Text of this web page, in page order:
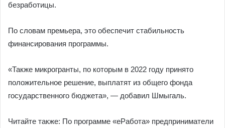
безработицы.
По словам премьера, это обеспечит стабильность
финансирования программы.
«Также микрогранты, по которым в 2022 году принято
положительное решение, выплатят из общего фонда
государственного бюджета», — добавил Шмыгаль.
Читайте также: По программе «еРабота» предприниматели